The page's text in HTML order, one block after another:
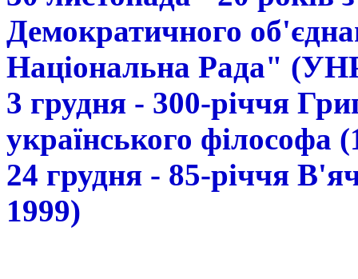
Демократичного
Національна Рада"
3 грудня - 300-річчя
українського філософа
24 грудня - 85-річчя
1999)